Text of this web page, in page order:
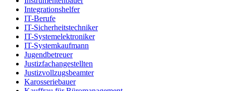
Integrationshelfer
IT-Berufe
IT-Sicherheitstechniker
IT-Systemelektroniker
IT-Systemkaufmann
Jugendbetreuer
Justizfachangestellten
Justizvollzugsbeamter
Karosseriebauer